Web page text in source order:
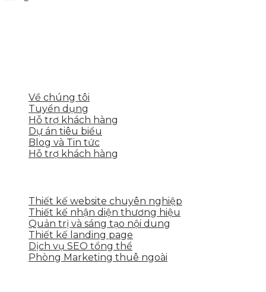
Về chúng tôi
Tuyển dụng
Hỗ trợ khách hàng
Dự án tiêu biểu
Blog và Tin tức
Hỗ trợ khách hàng
Thiết kế website chuyên nghiệp
Thiết kế nhận diện thương hiệu
Quản trị và sáng tạo nội dung
Thiết kế landing page
Dịch vụ SEO tổng thể
Phòng Marketing thuê ngoài